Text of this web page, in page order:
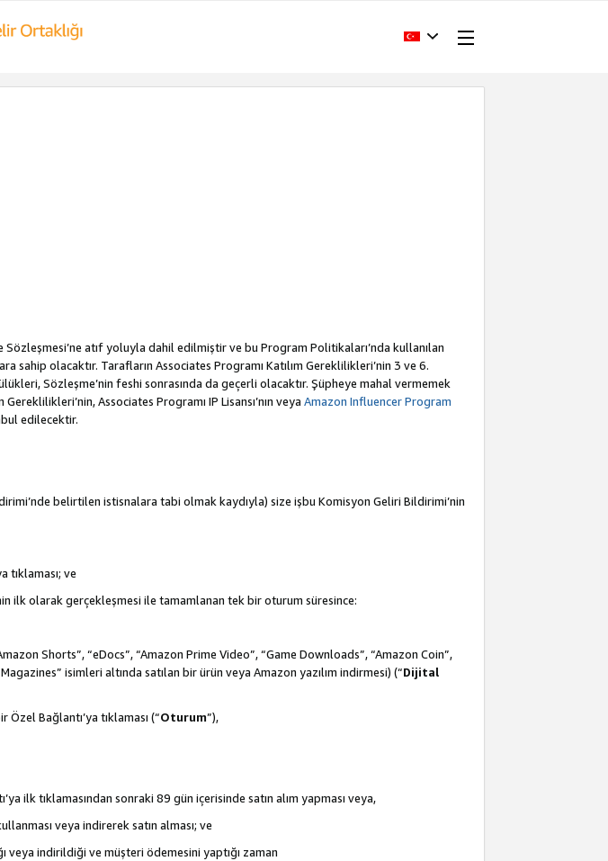
atıf yoluyla dahil edilmiştir ve bu Program Politikaları’nda kullanılan
sahip olacaktır. Tarafların Associates Programı Katılım Gereklilikleri’nin 3 ve 6.
Sözleşme’nin feshi sonrasında da geçerli olacaktır. Şüpheye mahal vermemek
Associates Programı IP Lisansı’nın veya Amazon Influencer Program
edilecektir.
belirtilen istisnalara tabi olmak kaydıyla) size işbu Komisyon Geliri Bildirimi’nin
tıklaması; ve
ilk olarak gerçekleşmesi ile tamamlanan tek bir oturum süresince:
Shorts”, “eDocs”, “Amazon Prime Video”, “Game Downloads”, “Amazon Coin”,
isimleri altında satılan bir ürün veya Amazon yazılım indirmesi) (“Dijital
Bağlantı’ya tıklaması (“Oturum”),
ilk tıklamasından sonraki 89 gün içerisinde satın alım yapması veya,
veya indirerek satın alması; ve
veya indirildiği ve müşteri ödemesini yaptığı zaman